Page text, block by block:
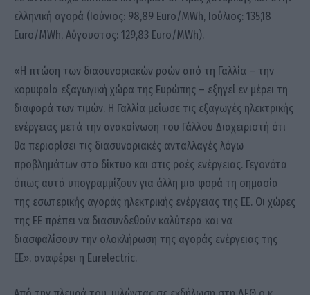
ελληνική αγορά (Ιούνιος: 98,89 Euro/MWh, Ιούλιος: 135,18
Euro/MWh, Αύγουστος: 129,83 Euro/MWh).
«Η πτώση των διασυνοριακών ροών από τη Γαλλία – την
κορυφαία εξαγωγική χώρα της Ευρώπης – εξηγεί εν μέρει τη
διαφορά των τιμών. Η Γαλλία μείωσε τις εξαγωγές ηλεκτρικής
ενέργειας μετά την ανακοίνωση του Γάλλου Διαχειριστή ότι
θα περιορίσει τις διασυνοριακές ανταλλαγές λόγω
προβλημάτων στο δίκτυο και στις ροές ενέργειας. Γεγονότα
όπως αυτά υπογραμμίζουν για άλλη μια φορά τη σημασία
της εσωτερικής αγοράς ηλεκτρικής ενέργειας της ΕΕ. Οι χώρες
της ΕΕ πρέπει να διασυνδεθούν καλύτερα και να
διασφαλίσουν την ολοκλήρωση της αγοράς ενέργειας της
ΕΕ», αναφέρει η Eurelectric.